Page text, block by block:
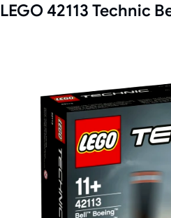
LEGO 42113 Technic